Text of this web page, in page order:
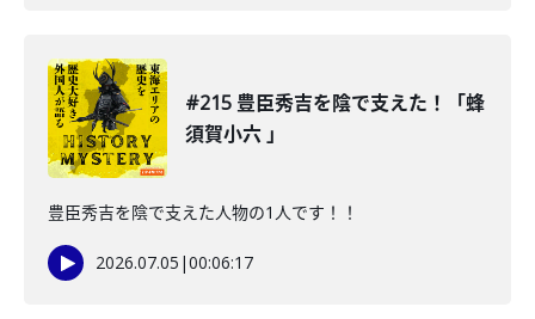
#215 豊臣秀吉を陰で支えた！「蜂
須賀小六 」
豊臣秀吉を陰で支えた人物の1人です！！
2026.07.05 |00:06:17